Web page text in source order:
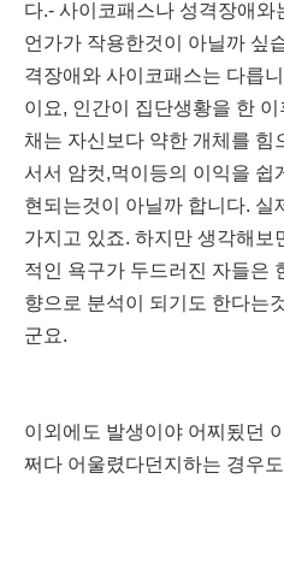
다.- 사이코패스나 성격장애
언가가 작용한것이 아닐까 싶
격장애와 사이코패스는 다릅
이요, 인간이 집단생황을 한
채는 자신보다 약한 개체를 힘
서서 암컷,먹이등의 이익을 쉽
현되는것이 아닐까 합니다. 실
가지고 있죠. 하지만 생각해보
적인 욕구가 두드러진 자들은
향으로 분석이 되기도 한다는
군요.
이외에도 발생이야 어찌됬던
쩌다 어울렸다던지하는 경우